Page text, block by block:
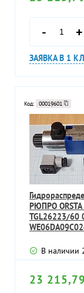
- +
ЗАЯВКА В 1
Код: 00019601
РЮПРО
TGL26223/60
В наличии
23 215,79